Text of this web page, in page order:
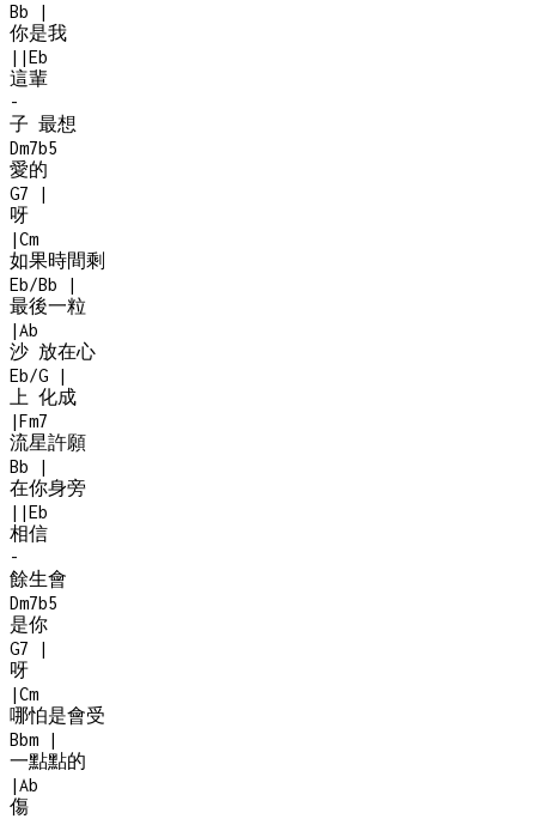
Bb
|
你是我
| |Eb
這輩
-
子 最想
Dm7b5
愛的
G7
|
呀
|Cm
如果時間剩
Eb/Bb
|
最後一粒
|Ab
沙 放在心
Eb/G
|
上 化成
|Fm7
流星許願
Bb
|
在你身旁
| |Eb
相信
-
餘生會
Dm7b5
是你
G7
|
呀
|Cm
哪怕是會受
Bbm
|
一點點的
|Ab
傷